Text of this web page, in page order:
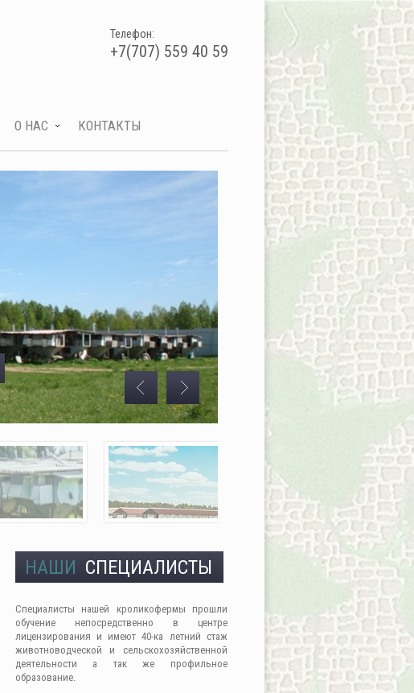
Телефон:
+7(707) 559 40 59
О НАС КОНТАКТЫ
НАШИ СПЕЦИАЛИСТЫ
Специалисты нашей кроликофермы прошли
обучение непосредственно в центре
лицензирования и имеют 40-ка летний стаж
животноводческой и сельскохозяйственной
деятельности а так же профильное
образование.